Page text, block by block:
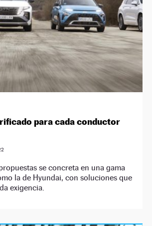
para cada conductor
se concreta en una gama
la de Hyundai, con soluciones que
exigencia.